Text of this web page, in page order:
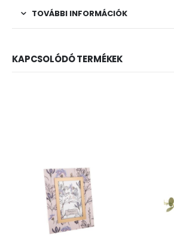
TOVÁBBI INFORMÁCIÓK
KAPCSOLÓDÓ TERMÉKEK